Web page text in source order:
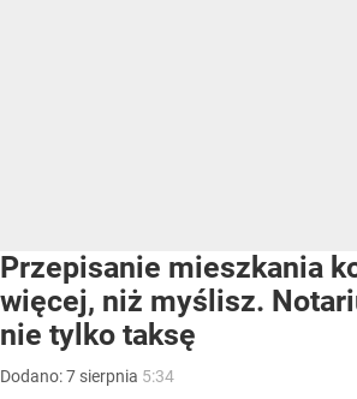
Przepisanie mieszkania
więcej, niż myślisz.
nie tylko taksę
Dodano:7 sierpnia 5:34